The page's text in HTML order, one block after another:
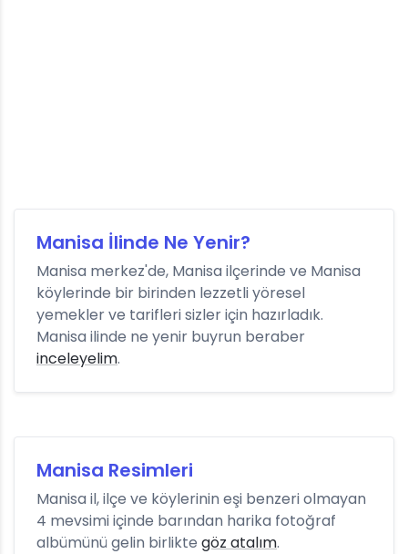
Manisa İlinde Ne Yenir?
Manisa merkez'de, Manisa ilçerinde ve Manisa
köylerinde bir birinden lezzetli yöresel
yemekler ve tarifleri sizler için hazırladık.
Manisa ilinde ne yenir buyrun beraber
inceleyelim.
Manisa Resimleri
Manisa il, ilçe ve köylerinin eşi benzeri olmayan
4 mevsimi içinde barından harika fotoğraf
albümünü gelin birlikte göz atalım.